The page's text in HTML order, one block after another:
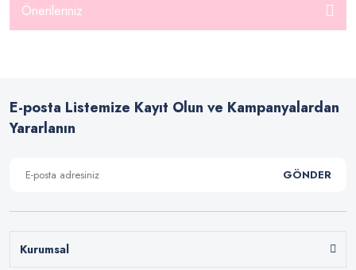
Önerileriniz
E-posta Listemize Kayıt Olun ve Kampanyalardan
Yararlanın
GÖNDER
Kurumsal